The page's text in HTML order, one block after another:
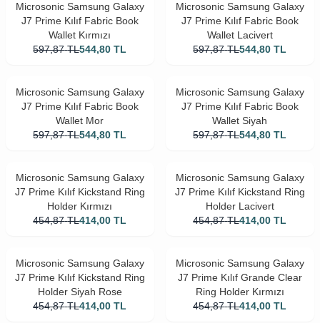
Microsonic Samsung Galaxy
J7 Prime Kılıf Fabric Book
Wallet Kırmızı
597,87 TL544,80 TL
Microsonic Samsung Galaxy
J7 Prime Kılıf Fabric Book
Wallet Lacivert
597,87 TL544,80 TL
Microsonic Samsung Galaxy
J7 Prime Kılıf Fabric Book
Wallet Mor
597,87 TL544,80 TL
Microsonic Samsung Galaxy
J7 Prime Kılıf Fabric Book
Wallet Siyah
597,87 TL544,80 TL
Microsonic Samsung Galaxy
J7 Prime Kılıf Kickstand Ring
Holder Kırmızı
454,87 TL414,00 TL
Microsonic Samsung Galaxy
J7 Prime Kılıf Kickstand Ring
Holder Lacivert
454,87 TL414,00 TL
Microsonic Samsung Galaxy
J7 Prime Kılıf Kickstand Ring
Holder Siyah Rose
454,87 TL414,00 TL
Microsonic Samsung Galaxy
J7 Prime Kılıf Grande Clear
Ring Holder Kırmızı
454,87 TL414,00 TL